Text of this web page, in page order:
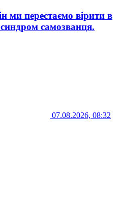
ми перестаємо вірити в
синдром самозванця.
07.08.2026, 08:32